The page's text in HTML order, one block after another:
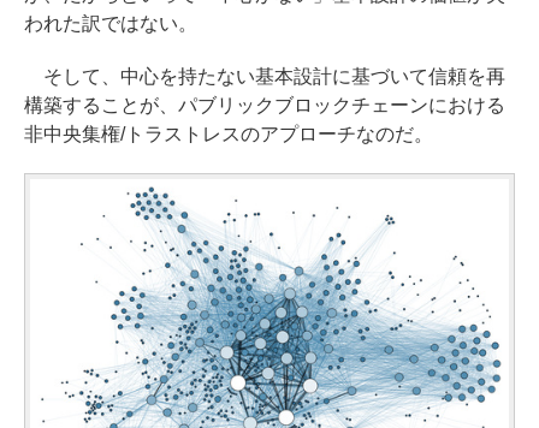
われた訳ではない。
そして、中心を持たない基本設計に基づいて信頼を再
構築することが、パブリックブロックチェーンにおける
非中央集権/トラストレスのアプローチなのだ。